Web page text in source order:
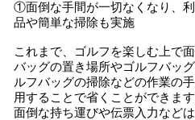
①面倒な手間が一切なくなり、
品や簡単な掃除も実施
これまで、ゴルフを楽しむ上で
バッグの置き場所やゴルフバッ
ルフバッグの掃除などの作業の
用することで省くことができま
面倒な持ち運びや伝票入力など